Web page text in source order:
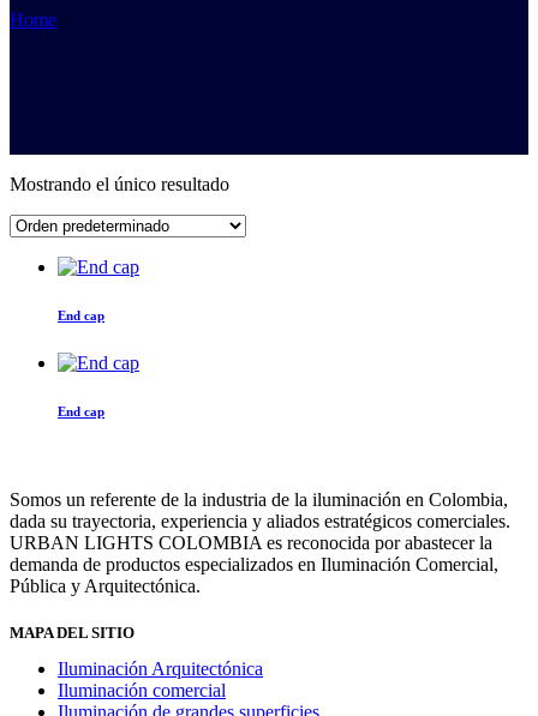
Home >
Mostrando el único resultado
End cap
End cap
Somos un referente de la industria de la iluminación en Colombia,
dada su trayectoria, experiencia y aliados estratégicos comerciales.
URBAN LIGHTS COLOMBIA es reconocida por abastecer la
demanda de productos especializados en Iluminación Comercial,
Pública y Arquitectónica.
MAPA DEL SITIO
Iluminación Arquitectónica
Iluminación comercial
Iluminación de grandes superficies